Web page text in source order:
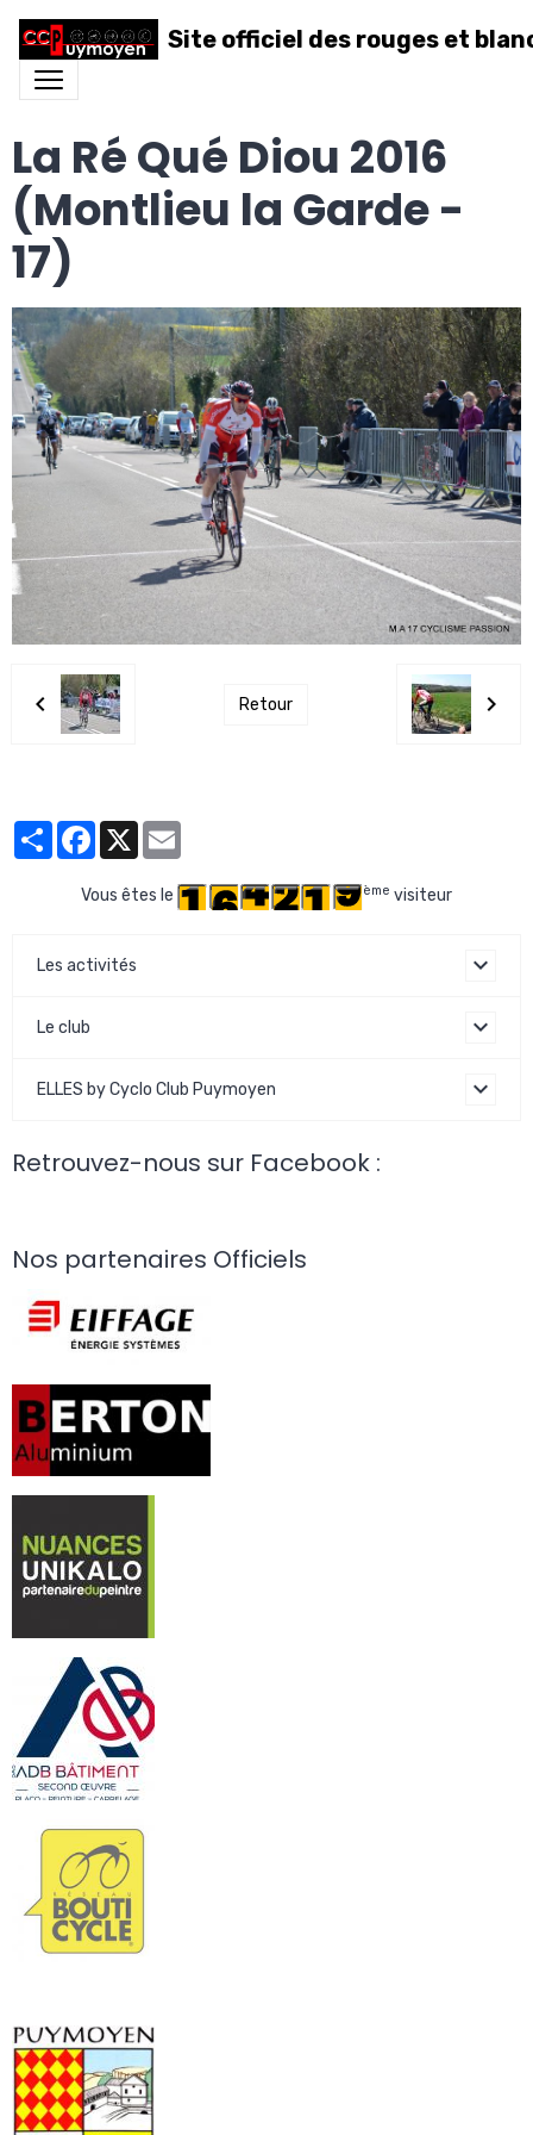
Site officiel des rouges et
La Ré Qué Diou 2016
(Montlieu la Garde -
17)
Retour
PartagerFacebook
X
Vous êtes le ème visiteur
Les activités
Le club
ELLES by Cyclo Club Puymoyen
Retrouvez-nous sur Facebook :
Nos partenaires Officiels